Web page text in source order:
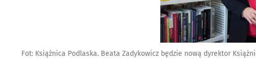
Fot: Książnica Podlaska. Beata Zadykowicz będzie nową dyrektor